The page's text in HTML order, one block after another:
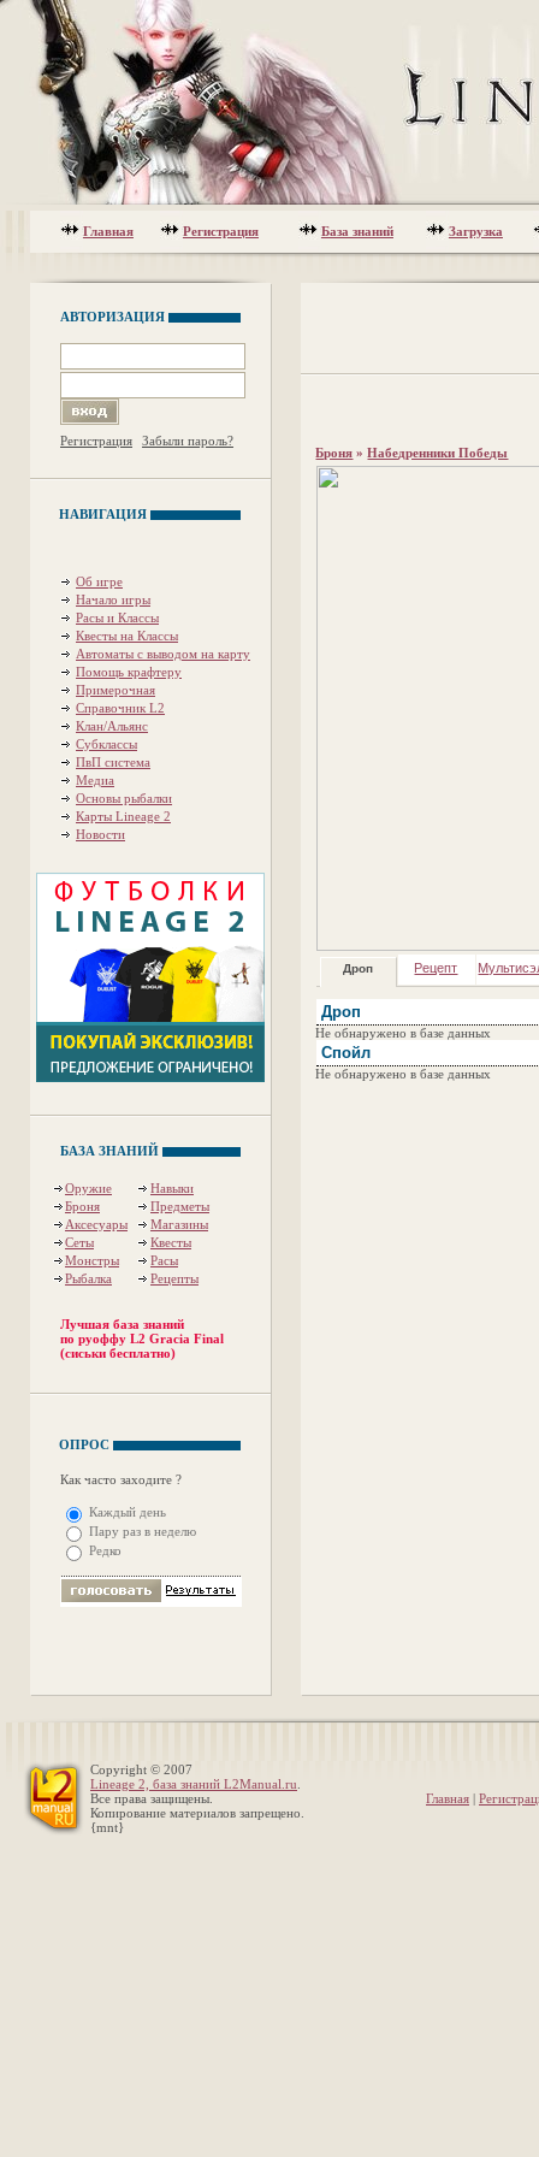
Главная Регистрация База знаний Загрузка
АВТОРИЗАЦИЯ
Регистрация Забыли пароль?
НАВИГАЦИЯ
Об игре
Начало игры
Расы и Классы
Квесты на Классы
Автоматы с выводом на карту
Помощь крафтеру
Примерочная
Справочник L2
Клан/Альянс
Субклассы
ПвП система
Медиа
Основы рыбалки
Карты Lineage 2
Новости
БАЗА ЗНАНИЙ
Оружие
Навыки
Броня
Предметы
Аксесуары
Магазины
Сеты
Квесты
Монстры
Расы
Рыбалка
Рецепты
Лучшая база знаний
по руоффу L2 Gracia Final
(сиськи бесплатно)
ОПРОС
Как часто заходите ?
Каждый день
Пару раз в неделю
Редко
Броня »Набедренники Победы
Дроп Рецепт
Дроп
Не обнаружено в базе данных
Спойл
Не обнаружено в базе данных
Copyright © 2007
Lineage 2, база знаний L2Manual.ru
Все права защищены.
Копирование материалов запрещено.
{mnt}
Главная |